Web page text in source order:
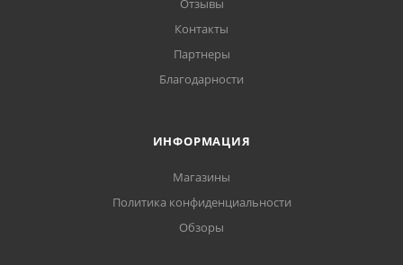
Отзывы
Контакты
Партнеры
Благодарности
ИНФОРМАЦИЯ
Магазины
Политика конфиденциальности
Обзоры